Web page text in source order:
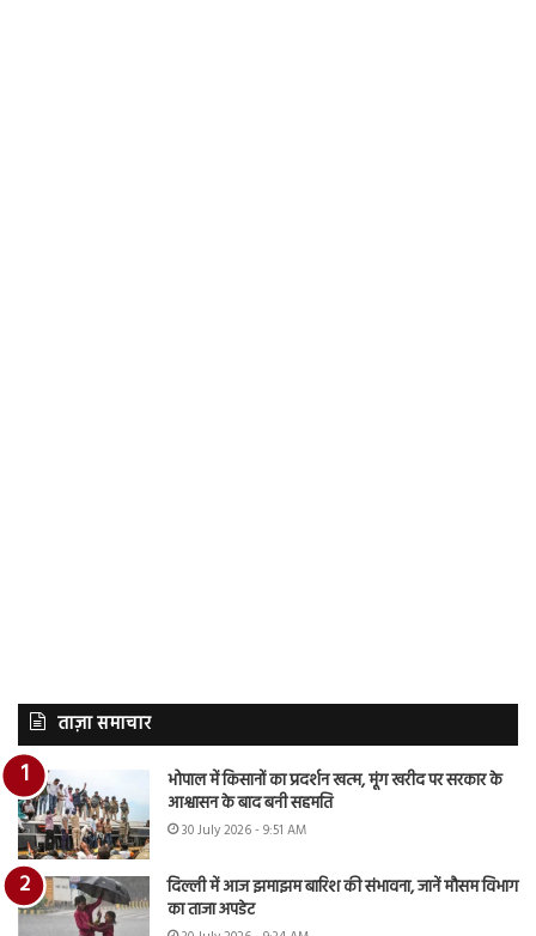
ताज़ा समाचार
भोपाल में किसानों का प्रदर्शन खत्म, मूंग खरीद पर सरकार के
आश्वासन के बाद बनी सहमति
30 July 2026 - 9:51 AM
दिल्ली में आज झमाझम बारिश की संभावना, जानें मौसम विभाग
का ताजा अपडेट